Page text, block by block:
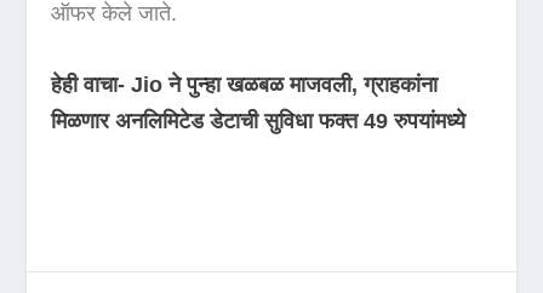
ऑफर केले जाते.
हेही वाचा- Jio ने पुन्हा खळबळ माजवली, ग्राहकांना
मिळणार अनलिमिटेड डेटाची सुविधा फक्त 49 रुपयांमध्ये